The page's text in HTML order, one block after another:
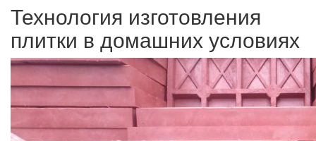
Технология изготовления
плитки в домашних условиях